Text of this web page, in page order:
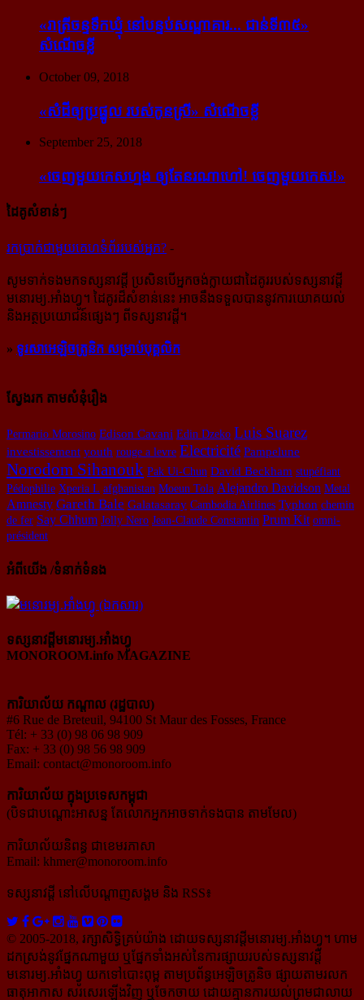
«រាត្រីចន្ទទឹកឃ្មុំ នៅបន្ទប់សណ្ឋាគារ... ជាន់ទី៣៥»
សំណើចខ្លី
October 09, 2018
«សំដី​ឲ្យ​ប្រផ្នូល របស់​កូនស្រី» សំណើចខ្លី
September 25, 2018
«ចេញ​មួយ​កេស​ហ្មង ឲ្យ​តែ​នរណា​ហៅ! ចេញ​មួយ​កេស!»
ដៃគូសំខាន់ៗ
រក​​ប្រាក់​​ជា​​មួយ​​គេហទំព័រ​​របស់​​អ្នក? -
សូម​ទាក់ទង​មក​ទស្សនាវដ្ដី ប្រសិន​បើ​អ្នក​ចង់​ក្លាយ​ជា​ដៃគូរ​របស់​ទស្សនាវដ្ដី​
មនោរម្យ.អាំងហ្វូ។ ដៃ​គូរ​ដ៏​សំខាន់​នេះ អាច​នឹង​ទទួល​បាន​នូវ​ការ​យោគយល់
និង​អត្ថ​ប្រយោជន៍​ផ្សេងៗ ពីទស្សនាវដ្ដី។
» ទូរសាអេឡិចត្រូនិក សម្រាប់បុគ្គលិក
ស្វែងរក តាមសំនុំរឿង
Permario Morosino Edison Cavani Edin Dzeko Luis Suarez
investissement youth rouge a levre Electricité Pampelune
Norodom Sihanouk Pak Ui-Chun David Beckham stupéfiant
Pédophilie Xperia L afghanistan Moeun Tola Alejandro Davidson Metal
Amnesty Gareth Bale Galatasaray Cambodia Airlines Typhon chemin
de fer Say Chhum Jolly Nero Jean-Claude Constantin Prum Kit omni-
président
អំពីយើង /ទំនាក់ទំនង
ទស្សនាវដ្ដីមនោរម្យ.អាំងហ្វូ
MONOROOM.info MAGAZINE
ការិយាល័យ កណ្ដាល (រដ្ឋបាល)
#6 Rue de Breteuil, 94100 St Maur des Fosses, France
Tél: + 33 (0) 98 06 98 909
Fax: + 33 (0) 98 56 98 909
Email: contact@monoroom.info
ការិយាល័យ ក្នុង​ប្រទេស​កម្ពុជា
(បិទជាបណ្ដោះអាសន្ន តែលោកអ្នកអាចទាក់ទងបាន តាមមែល)
ការិយាល័យនិពន្ធ ជាខេមរភាសា
Email: khmer@monoroom.info
ទស្សនាវដ្ដី​ នៅលើបណ្ដាញសង្គម និង RSS៖
© 2005-2018, រក្សាសិទ្ធិគ្រប់យ៉ាង ដោយទស្សនាវដ្ដី​មនោរម្យ.អាំងហ្វូ។ ហាម​
ដក​ស្រង់​នូវ​ផ្នែក​ណា​មួយ​ ឬ​ផ្នែក​ទាំង​អស់​នៃ​ការ​ផ្សាយ​របស់​ទស្សនាវដ្ដី​​
មនោរម្យ.អាំងហ្វូ យក​ទៅ​​បោះពុម្ព តាម​ប្រព័ន្ធ​អេឡិច​ត្រូនិច ផ្សាយ​តាម​រលក​
ធាតុអាកាស សរសេរ​ឡើង​វិញ ឬ​ចែក​ចាយ​ ដោយ​គ្មាន​ការ​យល់ព្រមជា​លាយ​